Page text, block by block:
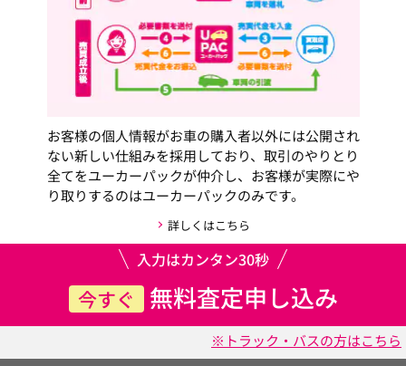
お客様の個人情報がお車の購入者以外には公開され
ない新しい仕組みを採用しており、取引のやりとり
全てをユーカーパックが仲介し、お客様が実際にや
り取りするのはユーカーパックのみです。
詳しくはこちら
入力はカンタン30秒
今すぐ 無料査定申し込み
※トラック・バスの方はこちら